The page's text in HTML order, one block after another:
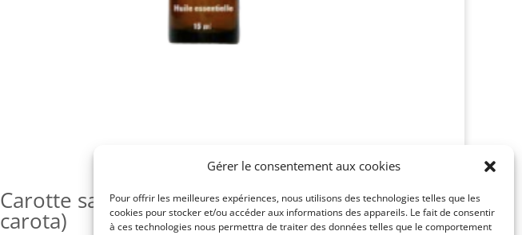
Gérer le consentement aux cookies
Pour offrir les meilleures expériences, nous utilisons des technologies telles que les
cookies pour stocker et/ou accéder aux informations des appareils. Le fait de consentir
à ces technologies nous permettra de traiter des données telles que le comportement
Carotte sauvage/Carrot seed (daucus
carota)